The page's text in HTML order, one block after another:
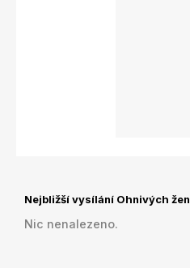
Nejbližší vysílání Ohnivých žen
Nic nenalezeno.